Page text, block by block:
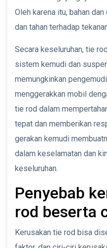
Oleh karena itu, bahan
dan tahan terhadap
Secara keseluruhan, tie
sistem kemudi dan
memungkinkan
menggerakkan mobil
tie rod dalam
tepat dan memberikan
gerakan kemudi
dalam keselamatan dan
keseluruhan.
Penyebab
rod beserta
Kerusakan tie rod bisa